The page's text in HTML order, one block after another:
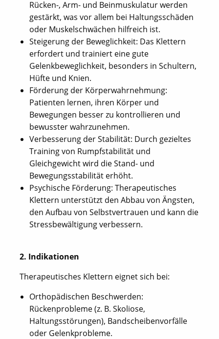
Rücken-, Arm- und Beinmuskulatur werden
gestärkt, was vor allem bei Haltungsschäden
oder Muskelschwächen hilfreich ist.
Steigerung der Beweglichkeit: Das Klettern
erfordert und trainiert eine gute
Gelenkbeweglichkeit, besonders in Schultern,
Hüfte und Knien.
Förderung der Körperwahrnehmung:
Patienten lernen, ihren Körper und
Bewegungen besser zu kontrollieren und
bewusster wahrzunehmen.
Verbesserung der Stabilität: Durch gezieltes
Training von Rumpfstabilität und
Gleichgewicht wird die Stand- und
Bewegungsstabilität erhöht.
Psychische Förderung: Therapeutisches
Klettern unterstützt den Abbau von Ängsten,
den Aufbau von Selbstvertrauen und kann die
Stressbewältigung verbessern.
2. Indikationen
Therapeutisches Klettern eignet sich bei:
Orthopädischen Beschwerden:
Rückenprobleme (z. B. Skoliose,
Haltungsstörungen), Bandscheibenvorfälle
oder Gelenkprobleme.